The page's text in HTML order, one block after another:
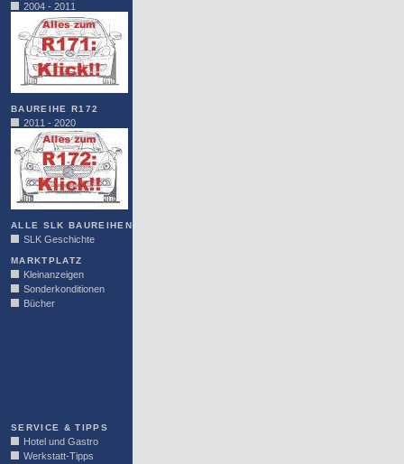
2004 - 2011
BAUREIHE R172
2011 - 2020
ALLE SLK BAUREIHEN
SLK Geschichte
MARKTPLATZ
Kleinanzeigen
Sonderkonditionen
Bücher
SERVICE & TIPPS
Hotel und Gastro
Werkstatt-Tipps